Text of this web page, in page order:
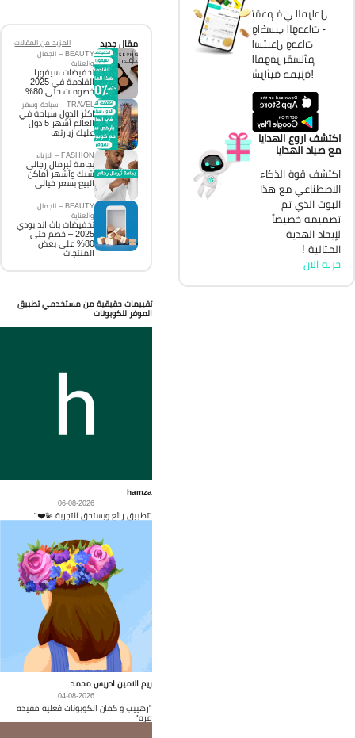
تقدم في المراحل
واكسب الوحدات -
استبدل وحدات
الموفر بقسائم
شرائية مميزة!
اكتشف اروع الهدايا
مع صياد الهدايا
اكتشف قوة الذكاء
الاصطناعي مع هذا
البوت الذي تم
تصميمه خصيصاً
لإيجاد الهدية
المثالية !
جربه الان
مقال جديد
المزيد من المقالات
BEAUTY – الجمال
والعناية
تخفيضات سيفورا
القادمة في 2025 –
خصومات حتى 80%
TRAVEL – سياحة وسفر
اكثر الدول سياحة في
العالم أشهر 5 دول
عليك زيارتها
FASHION – الازياء
بجامة ثيرمال رجالي
شيك وأشهر أماكن
البيع بسعر خيالي
BEAUTY – الجمال
والعناية
تخفيضات باث اند بودي
2025 – خصم حتى
80% على بعض
المنتجات
تقييمات حقيقية من مستخدمي تطبيق
الموفر للكوبونات
hamza
06-08-2026
"تطبيق رائع ويستحق التجربة 💫❤️"
ريم الامين ادريس محمد
04-08-2026
"رهييب و كمان الكوبونات فعليه مفيده
مره"